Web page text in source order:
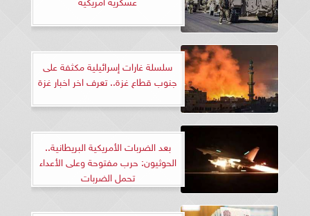
سلسلة غارات إسرائيلية مكثفة على
جنوب قطاع غزة.. تعرف اخر اخبار غزة
بعد الضربات الأمريكية البريطانية..
الحوثيون: حرب مفتوحة وعلى الأعداء
تحمل الضربات